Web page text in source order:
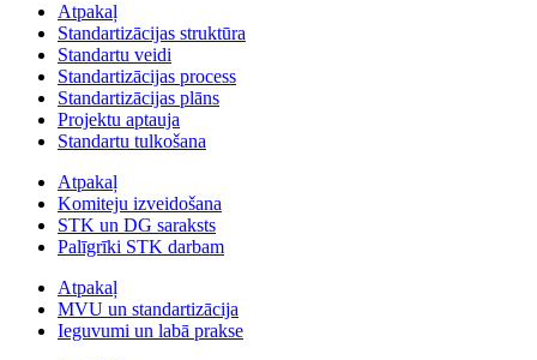
Atpakaļ
Standartizācijas struktūra
Standartu veidi
Standartizācijas process
Standartizācijas plāns
Projektu aptauja
Standartu tulkošana
Atpakaļ
Komiteju izveidošana
STK un DG saraksts
Palīgrīki STK darbam
Atpakaļ
MVU un standartizācija
Ieguvumi un labā prakse